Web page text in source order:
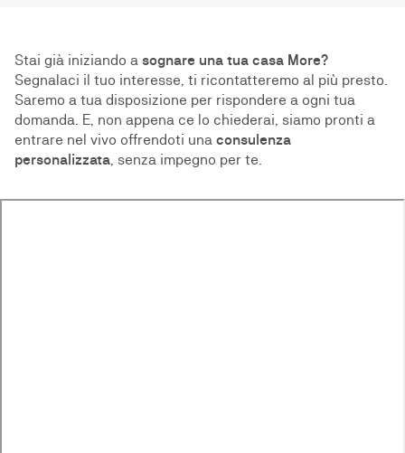
Stai già iniziando a sognare una tua casa More?
Segnalaci il tuo interesse, ti ricontatteremo al più presto.
Saremo a tua disposizione per rispondere a ogni tua
domanda. E, non appena ce lo chiederai, siamo pronti a
entrare nel vivo offrendoti una consulenza
personalizzata , senza impegno per te.